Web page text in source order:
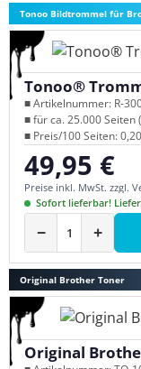
Tonoo Bildtrommel für
Tonoo®
■ Artikelnummer: R-
■ für ca. 25.000 Seiten
■ Preis/100 Seiten:
Regulärer Preis:
49,95 €
Preise inkl. MwSt. zzgl.
Sofort lieferbar!
− +
Original Brother Toner
Original